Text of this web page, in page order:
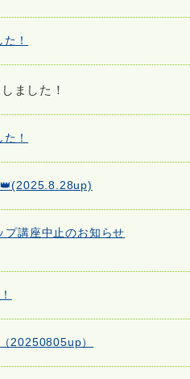
！
ました！
！
講座中止のお知らせ
20250805up）